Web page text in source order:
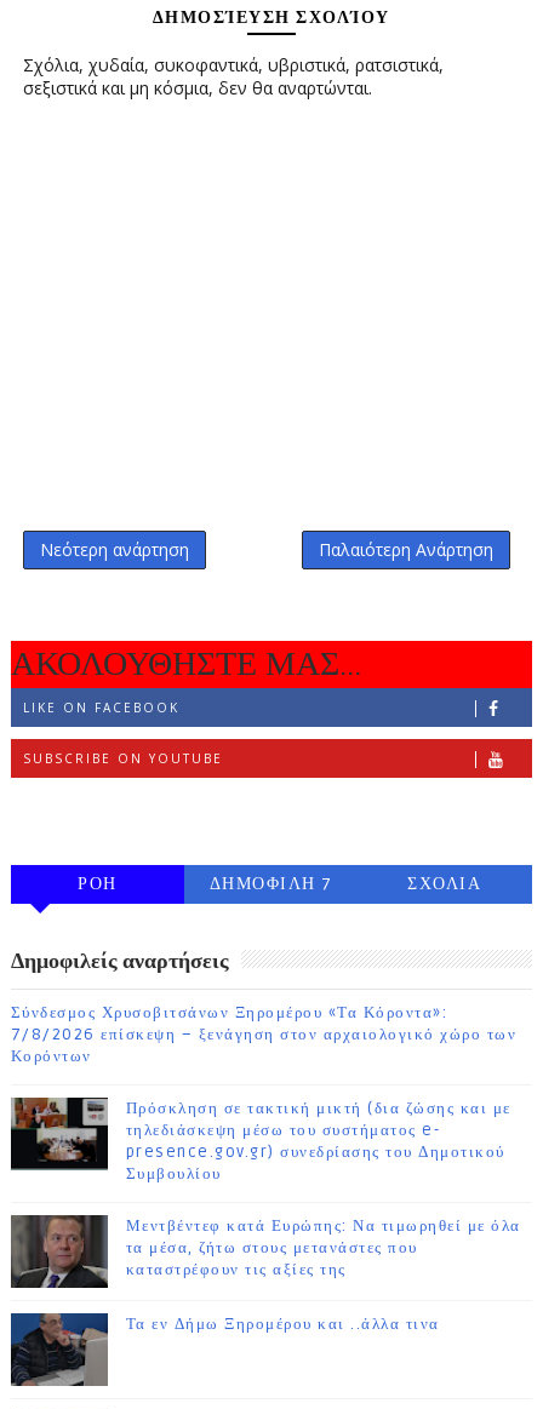
ΔΗΜΟΣΊΕΥΣΗ ΣΧΟΛΊΟΥ
Σχόλια, χυδαία, συκοφαντικά, υβριστικά, ρατσιστικά,
σεξιστικά και μη κόσμια, δεν θα αναρτώνται.
Νεότερη ανάρτηση Παλαιότερη Ανάρτηση
ΑΚΟΛΟΥΘΗΣΤΕ ΜΑΣ...
LIKE ON FACEBOOK
SUBSCRIBE ON YOUTUBE
ΡΟΗ
ΔΗΜΟΦΙΛΗ 7
ΣΧΟΛΙΑ
Δημοφιλείς αναρτήσεις
Σύνδεσμος Χρυσοβιτσάνων Ξηρομέρου «Τα Κόροντα»:
7/8/2026 επίσκεψη – ξενάγηση στον αρχαιολογικό χώρο των
Κορόντων
Πρόσκληση σε τακτική μικτή (δια ζώσης και με
τηλεδιάσκεψη μέσω του συστήματος e-
presence.gov.gr) συνεδρίασης του Δημοτικού
Συμβουλίου
Μεντβέντεφ κατά Ευρώπης: Να τιμωρηθεί με όλα
τα μέσα, ζήτω στους μετανάστες που
καταστρέφουν τις αξίες της
Τα εν Δήμω Ξηρομέρου και ..άλλα τινα